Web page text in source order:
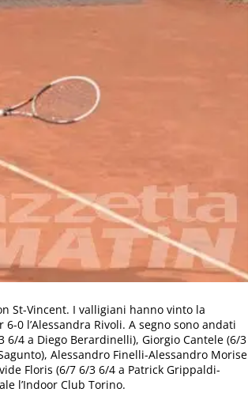
St-Vincent. I valligiani hanno vinto la
0 l’Alessandra Rivoli. A segno sono andati
6/4 a Diego Berardinelli), Giorgio Cantele (6/3
Alessandro Finelli-Alessandro Morise
Floris (6/7 6/3 6/4 a Patrick Grippaldi-
l’Indoor Club Torino.